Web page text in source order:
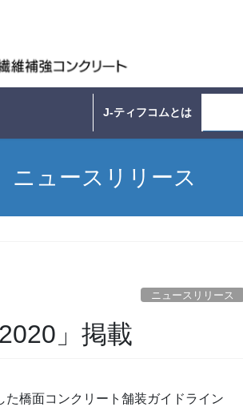
J-ティフコムとは
ニュースリリース
ニュースリリース
」掲載
橋面コンクリート舗装ガイドライン